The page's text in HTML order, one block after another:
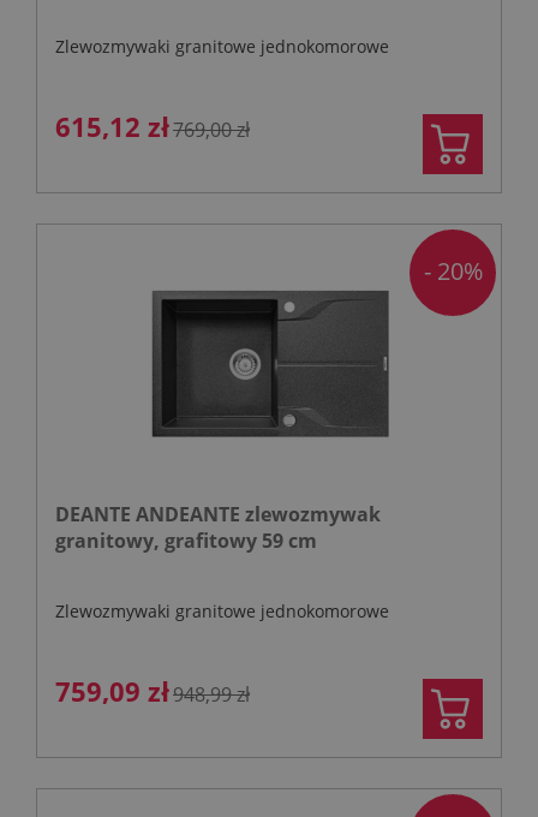
Zlewozmywaki granitowe jednokomorowe
615,12 zł769,00 zł
DEANTE ANDEANTE zlewozmywak
granitowy, grafitowy 59 cm
Zlewozmywaki granitowe jednokomorowe
759,09 zł948,99 zł
- 20%